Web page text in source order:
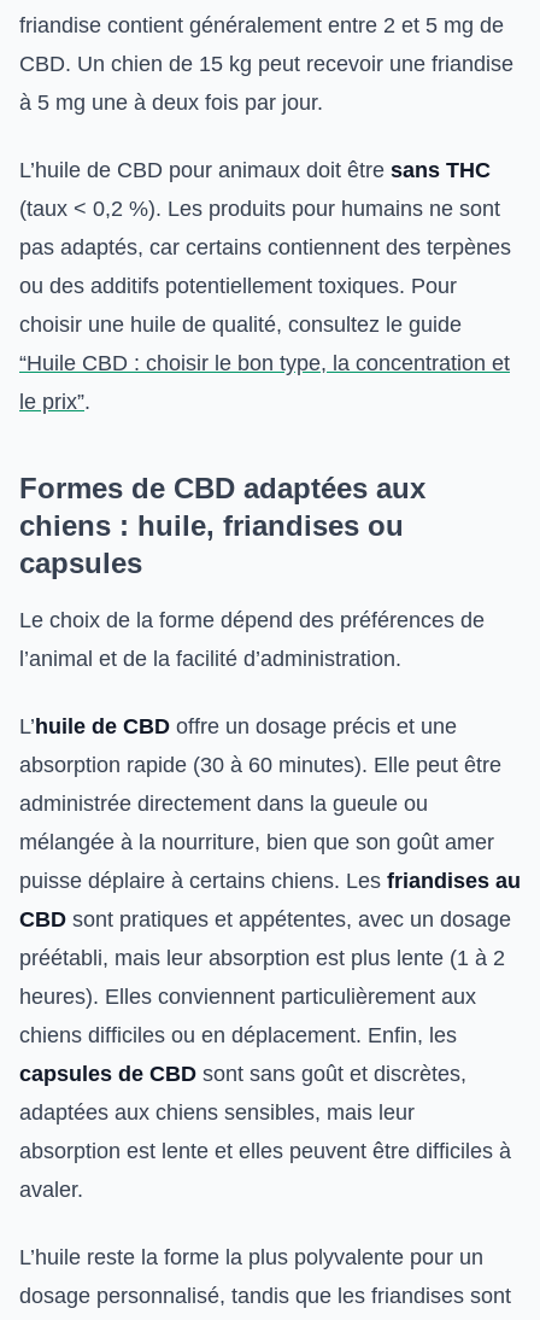
friandise contient généralement entre 2 et 5 mg de
CBD. Un chien de 15 kg peut recevoir une friandise
à 5 mg une à deux fois par jour.
L’huile de CBD pour animaux doit être sans THC
(taux < 0,2 %). Les produits pour humains ne sont
pas adaptés, car certains contiennent des terpènes
ou des additifs potentiellement toxiques. Pour
choisir une huile de qualité, consultez le guide
“Huile CBD : choisir le bon type, la concentration et
le prix”.
Formes de CBD adaptées aux
chiens : huile, friandises ou
capsules
Le choix de la forme dépend des préférences de
l’animal et de la facilité d’administration.
L’ huile de CBD offre un dosage précis et une
absorption rapide (30 à 60 minutes). Elle peut être
administrée directement dans la gueule ou
mélangée à la nourriture, bien que son goût amer
puisse déplaire à certains chiens. Les friandises au
CBD sont pratiques et appétentes, avec un dosage
préétabli, mais leur absorption est plus lente (1 à 2
heures). Elles conviennent particulièrement aux
chiens difficiles ou en déplacement. Enfin, les
capsules de CBD sont sans goût et discrètes,
adaptées aux chiens sensibles, mais leur
absorption est lente et elles peuvent être difficiles à
avaler.
L’huile reste la forme la plus polyvalente pour un
dosage personnalisé, tandis que les friandises sont